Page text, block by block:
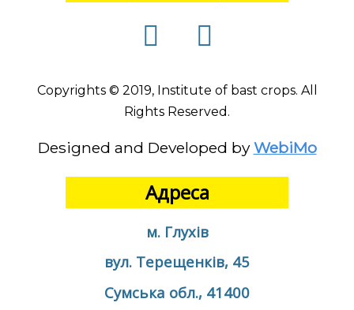
Copyrights © 2019, Institute of bast crops. All
Rights Reserved.
Designed and Developed by WebiMo
Адреса
м. Глухів
вул. Терещенків, 45
Сумська обл., 41400